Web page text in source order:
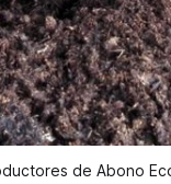
de Abono